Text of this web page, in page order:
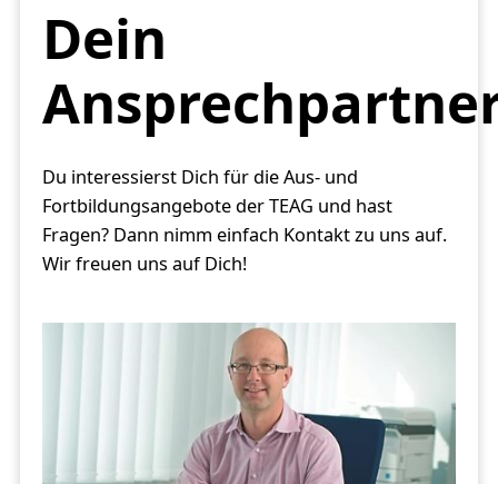
Dein
Du interessierst Dich für die Aus- und
Fortbildungsangebote der TEAG und hast
Fragen? Dann nimm einfach Kontakt zu uns auf.
Wir freuen uns auf Dich!